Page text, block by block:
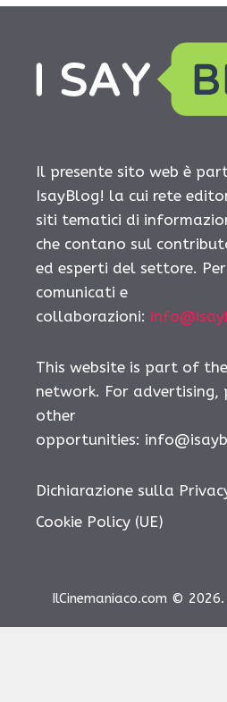
Il presente sito web è
IsayBlog! la cui rete
siti tematici di
che contano sul
ed esperti del settore.
comunicati e
collaborazioni:
This website is part of
network. For advertising,
other
opportunities:
Dichiarazione sulla
Cookie Policy (UE)
IlCinemaniaco.com ©